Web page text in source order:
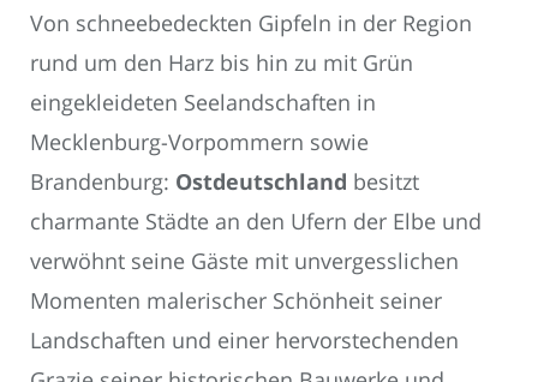
Von schneebedeckten Gipfeln in der Region
rund um den Harz bis hin zu mit Grün
eingekleideten Seelandschaften in
Mecklenburg-Vorpommern sowie
Brandenburg: Ostdeutschland besitzt
charmante Städte an den Ufern der Elbe und
verwöhnt seine Gäste mit unvergesslichen
Momenten malerischer Schönheit seiner
Landschaften und einer hervorstechenden